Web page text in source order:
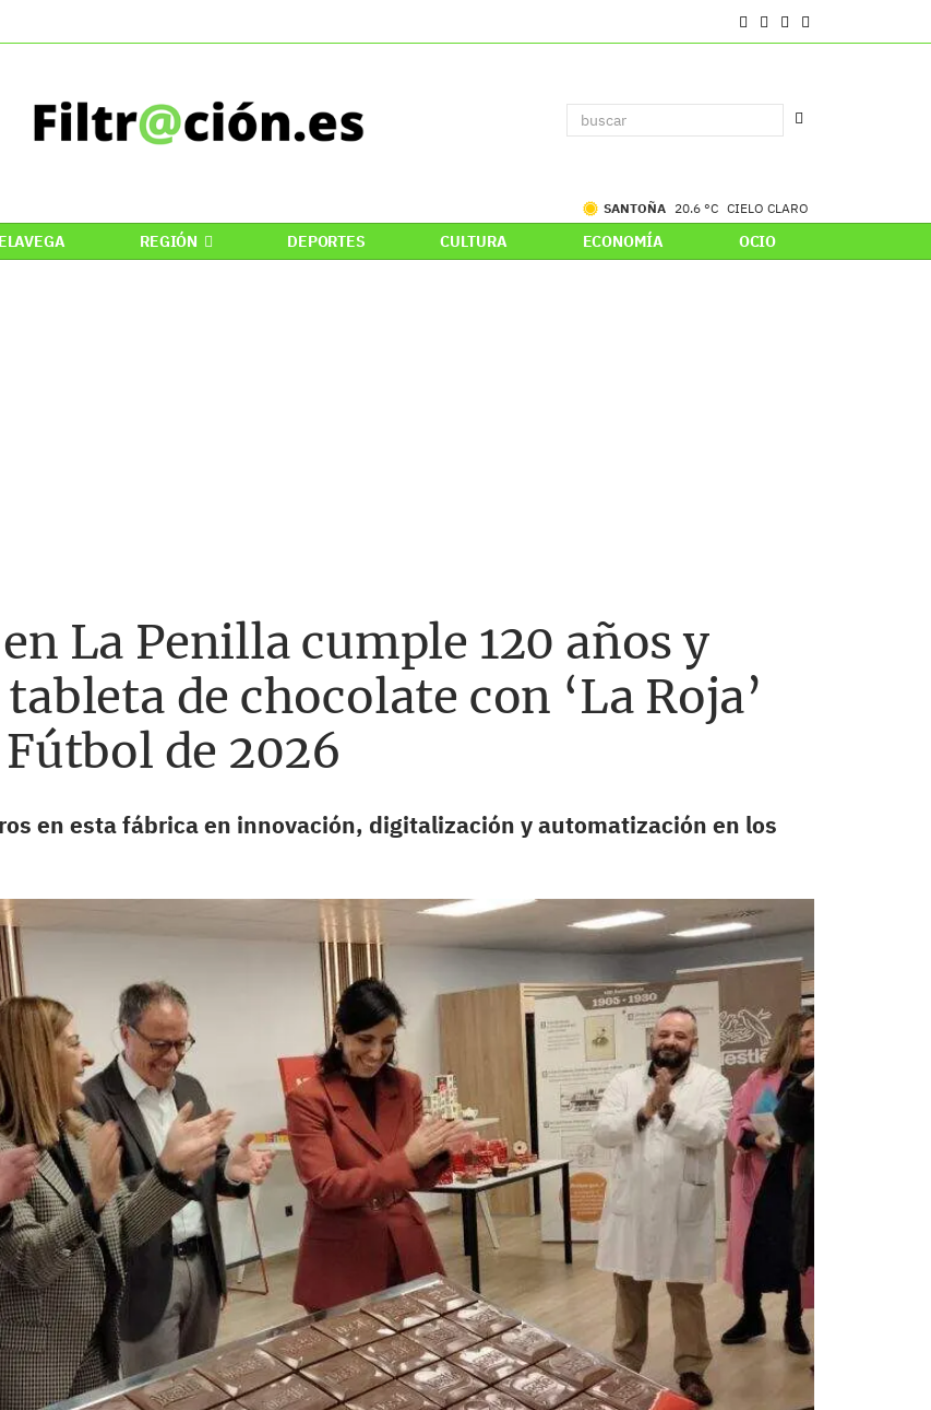
SANTOÑA 20.6 °C CIELO CLARO
REGIÓN DEPORTES CULTURA ECONOMÍA OCIO
La Penilla cumple 120 años y
de chocolate con ‘La Roja’
de 2026
en esta fábrica en innovación, digitalización y automatización en los